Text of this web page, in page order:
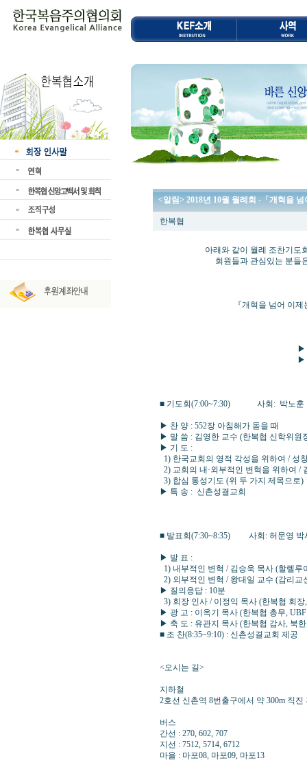
<알림> 2018년 10월 월례회 -「개혁을
한복협
아래와 같이 월례 조찬기도회 및
회원들과 관심있는 분들은 누
『개혁을 넘어 이제는 변
▶ 때 : 2018년 10월
▶ 곳 : 신촌성결교
■ 기도회(7:00~7:30) 사회: 박노훈 목
▶ 찬 양 : 552장 아침해가 돋을 때
▶ 말 씀 : 김영한 교수 (한복협 신학위원
▶ 기 도 :
1) 한국교회의 영적 각성을 위하여 / 성
2) 교회의 내·외부적인 변혁을 위하여 /
3) 합심 통성기도 (위 두 가지 제목으로)
▶ 특 송 : 신촌성결교회
■ 발표회(7:30~8:35) 사회: 허문영 박
▶ 발 표 :
1) 내부적인 변혁 / 김승욱 목사 (할렐루
2) 외부적인 변혁 / 왕대일 교수 (감리교
▶ 질의응답 : 10분
3) 회장 인사 / 이정익 목사 (한복협 회
▶ 광 고 : 이옥기 목사 (한복협 총무,
▶ 축 도 : 유관지 목사 (한복협 감사, 북
■ 조 찬(8:35~9:10) : 신촌성결교회 제공
<오시는 길>
지하철
2호선 신촌역 8번출구에서 약 300m 직
버스
간선 : 270, 602, 707
지선 : 7512, 5714, 6712
마을 : 마포08, 마포09, 마포13